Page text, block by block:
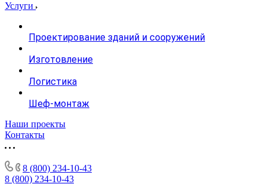
Услуги
Проектирование зданий и сооружений
Изготовление
Логистика
Шеф-монтаж
Наши проекты
Контакты
8 (800) 234-10-43
8 (800) 234-10-43